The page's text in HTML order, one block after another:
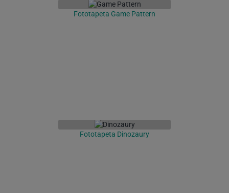
Fototapeta Game Pattern
Fototapeta Dinozaury